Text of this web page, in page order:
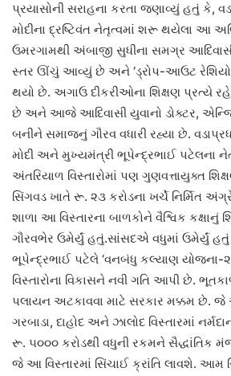
પ્રયાસોની સરાહના કરતા જણાવ્યું હતું કે,
મોદીના દ્રષ્ટિવંત નેતૃત્વમાં શરૂ થયેલા આ
ઉમરગામથી અંબાજી સુધીના સમગ્ર આદિવાસી
સ્તર ઊંચું આવ્યું છે અને ‘ડ્રોપ-આઉટ
થયો છે. અગાઉ દીકરીઓના શિક્ષણ પ્રત્યે
છે અને આજે આદિવાસી યુવાનો ડોક્ટર,
બનીને સમાજનું ગૌરવ વધારી રહ્યા છે.
મોદી અને મુખ્યમંત્રી ભૂપેન્દ્રભાઈ પટેલના
અંતરિયાળ વિસ્તારોમાં પણ ગુણવત્તાયુક્ત
સિંગવડ ખાતે રૂ. ૨૩ કરોડના ખર્ચે નિર્મિત
શાળા આ વિસ્તારના બાળકોને વૈશ્વિક કક્ષાનું
ગૌરવભેર ઉમેર્યું હતું.સાંસદએ વધુમાં ઉમેર્યું
ભૂપેન્દ્રભાઈ પટેલે ‘વનબંધુ કલ્યાણ યોજના-૨’
વિસ્તારોના વિકાસને નવી ગતિ આપી છે.
પલાયન અટકાવવા માટે સરકાર મક્કમ છે. જે
ગરબાડા, દાહોદ અને ઝાલોદ વિસ્તારમાં
રૂ. ૫૦૦૦ કરોડથી વધુની રકમને સૈદ્ધાંતિક
જે આ વિસ્તારમાં સિંચાઈ ક્રાંતિ લાવશે. આમ